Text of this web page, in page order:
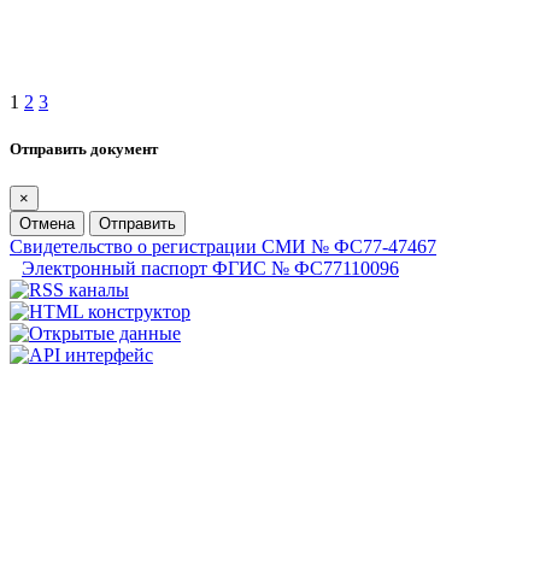
1 2 3
Отправить документ
×
Отмена
Отправить
Свидетельство о регистрации СМИ № ФС77-47467
Электронный паспорт ФГИС № ФС77110096